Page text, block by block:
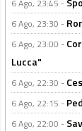
6 Ago, 23:45 -
6 Ago, 23:30 -
6 Ago, 23:00 -
Lucca"
6 Ago, 22:30 -
6 Ago, 22:15 -
6 Ago, 22:00 -